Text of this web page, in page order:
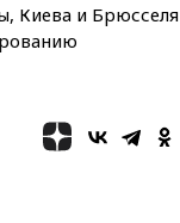
В Москве в
ливни
Киева и Брюсселя